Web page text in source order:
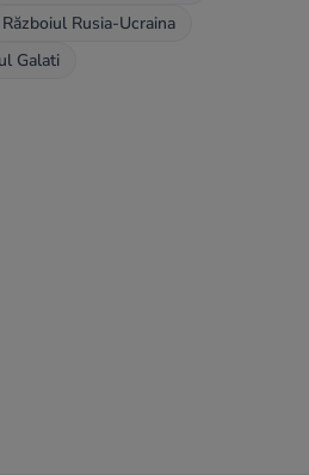
Războiul Rusia-Ucraina
Galati